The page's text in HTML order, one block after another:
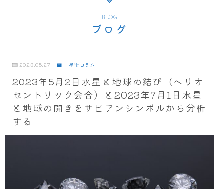
BLOG
ブログ
2023.05.27 占星術コラム
2023年5月2日水星と地球の結び（ヘリオ
セントリック会合）と2023年7月1日水星
と地球の開きをサビアンシンボルから分析
する